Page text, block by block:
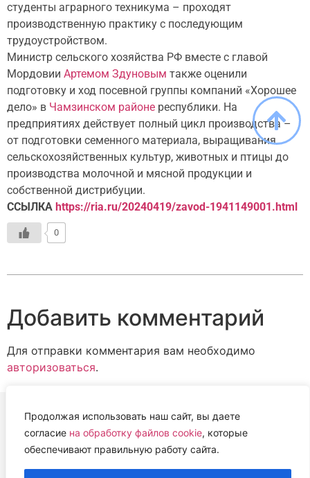
Продолжая использовать наш сайт, вы даете
согласие на обработку файлов cookie, которые
обеспечивают правильную работу сайта.
студенты аграрного техникума – проходят
производственную практику с последующим
трудоустройством.
Министр сельского хозяйства РФ вместе с главой
Мордовии Артемом Здуновым также оценили
подготовку и ход посевной группы компаний «Хорошее
дело» в Чамзинском районе республики. На
предприятиях действует полный цикл производства –
от подготовки семенного материала, выращивания
сельскохозяйственных культур, животных и птицы до
производства молочной и мясной продукции и
собственной дистрибуции.
ССЫЛКА https://ria.ru/20240419/zavod-1941149001.html
0
Добавить комментарий
Для отправки комментария вам необходимо
авторизоваться.
ВЕТЕРИНАРНАЯ АССОЦИАЦИЯ
НИЖЕГОРОДСКОЙ ОБЛАСТИ (НОВА)
2022 г.